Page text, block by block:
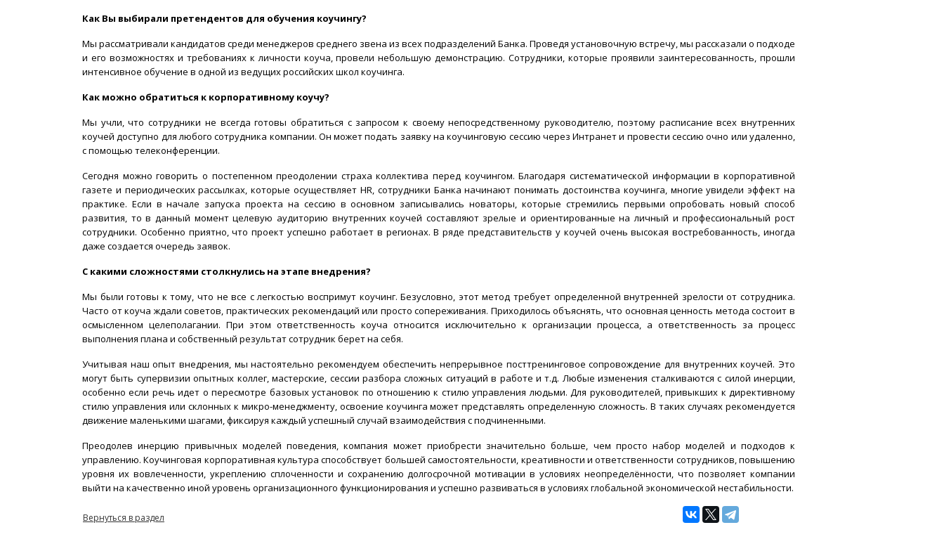
Как Вы выбирали претендентов для обучения коучингу?
Мы рассматривали кандидатов среди менеджеров среднего звена из всех подразделений Банка. Проведя установочную встречу, мы рассказали о подходе
и его возможностях и требованиях к личности коуча, провели небольшую демонстрацию. Сотрудники, которые проявили заинтересованность, прошли
интенсивное обучение в одной из ведущих российских школ коучинга.
Как можно обратиться к корпоративному коучу?
Мы учли, что сотрудники не всегда готовы обратиться с запросом к своему непосредственному руководителю, поэтому расписание всех внутренних
коучей доступно для любого сотрудника компании. Он может подать заявку на коучинговую сессию через Интранет и провести сессию очно или удаленно,
с помощью телеконференции.
Сегодня можно говорить о постепенном преодолении страха коллектива перед коучингом. Благодаря систематической информации в корпоративной
газете и периодических рассылках, которые осуществляет HR, сотрудники Банка начинают понимать достоинства коучинга, многие увидели эффект на
практике. Если в начале запуска проекта на сессию в основном записывались новаторы, которые стремились первыми опробовать новый способ
развития, то в данный момент целевую аудиторию внутренних коучей составляют зрелые и ориентированные на личный и профессиональный рост
сотрудники. Особенно приятно, что проект успешно работает в регионах. В ряде представительств у коучей очень высокая востребованность, иногда
даже создается очередь заявок.
С какими сложностями столкнулись на этапе внедрения?
Мы были готовы к тому, что не все с легкостью воспримут коучинг. Безусловно, этот метод требует определенной внутренней зрелости от сотрудника.
Часто от коуча ждали советов, практических рекомендаций или просто сопереживания. Приходилось объяснять, что основная ценность метода состоит в
осмысленном целеполагании. При этом ответственность коуча относится исключительно к организации процесса, а ответственность за процесс
выполнения плана и собственный результат сотрудник берет на себя.
Учитывая наш опыт внедрения, мы настоятельно рекомендуем обеспечить непрерывное посттренинговое сопровождение для внутренних коучей. Это
могут быть супервизии опытных коллег, мастерские, сессии разбора сложных ситуаций в работе и т.д. Любые изменения сталкиваются с силой инерции,
особенно если речь идет о пересмотре базовых установок по отношению к стилю управления людьми. Для руководителей, привыкших к директивному
стилю управления или склонных к микро-менеджменту, освоение коучинга может представлять определенную сложность. В таких случаях рекомендуется
движение маленькими шагами, фиксируя каждый успешный случай взаимодействия с подчиненными.
Преодолев инерцию привычных моделей поведения, компания может приобрести значительно больше, чем просто набор моделей и подходов к
управлению. Коучинговая корпоративная культура способствует большей самостоятельности, креативности и ответственности сотрудников, повышению
уровня их вовлеченности, укреплению сплоченности и сохранению долгосрочной мотивации в условиях неопределённости, что позволяет компании
выйти на качественно иной уровень организационного функционирования и успешно развиваться в условиях глобальной экономической нестабильности.
Вернуться в раздел